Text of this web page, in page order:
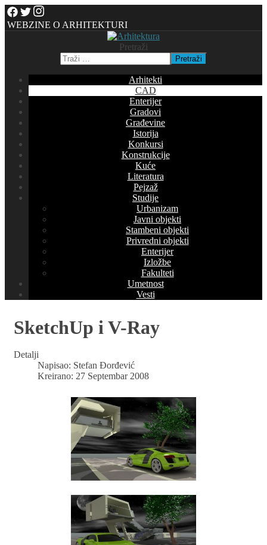
WEBZINE O ARHITEKTURI
Pretraži
Pretraži
Arhitekti
CAD
Enterijer
Gradovi
Građevine
Istorija
Konkursi
Konstrukcije
Kuće
Literatura
Pejzaž
Studije
Urbanizam
Javni objekti
Stambeni objekti
Privredni objekti
Enterijer
Izložbe
Fakulteti
Umetnost
Vesti
SketchUp i V-Ray
Detalji
Napisao: Stefan Đorđević
Kreirano: 27 Septembar 2008